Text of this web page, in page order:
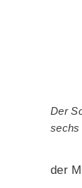
Der
sechs
der